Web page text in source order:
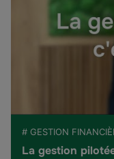
# GESTION
La gestion